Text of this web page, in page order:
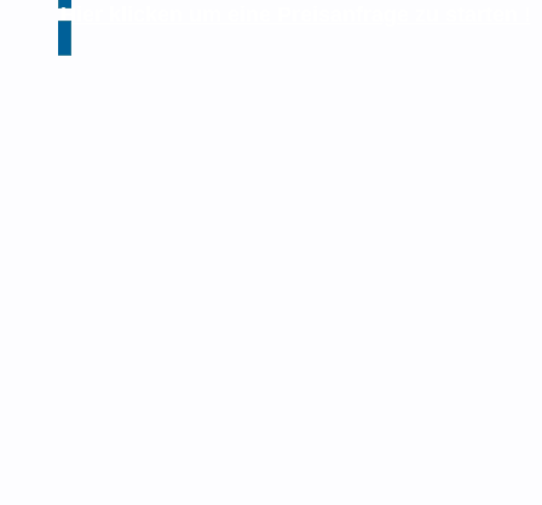
Hier klicken um eine Preisanfrage zu starten !